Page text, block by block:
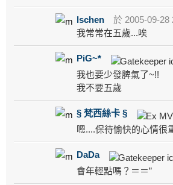
lschen
於 2005-09-28
我常常在五歲...唉
PiG~*
我也要少發脾氣了~!!
我不要五歲
§ 梵西絲卡 §
嗯....保待愉快的心情很
DaDa
會年輕點嗎？＝＝”